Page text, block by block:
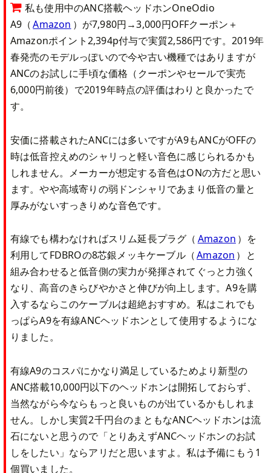
私も使用中のANC搭載ヘッドホンOneOdio
A9（Amazon ）が7,980円→3,000円OFFクーポン＋
Amazonポイント2,394p付与で実質2,586円です。2019年
春発売のモデルっぽいので今や古い機種ではありますが
ANCのお試しに手頃な価格（クーポンやセールで実売
6,000円前後）で2019年時点の評価はわりと良かったで
す。
安価に搭載されたANCには多いですがA9もANCがOFFの
時は低音控えめのシャリっと軽い音色に感じられるかも
しれません。メーカーが想定する音色はONの方だと思い
ます。やや高域寄りの弱ドンシャリであまり低音の量と
厚みがないすっきりめな音色です。
有線でも構わなければスリム延長プラグ（ Amazon ）を
利用してFDBROの8芯銀メッキケーブル（Amazon ）と
組み合わせると低音側の実力が発揮されてぐっと力強く
なり、高音のきらびやかさと伸びが向上します。A9を購
入するならこのケーブルは超絶おすすめ。私はこれでも
っぱらA9を有線ANCヘッドホンとして使用するようにな
りました。
有線A9のコスパにかなり満足しているためより新型の
ANC搭載10,000円以下のヘッドホンは開拓しておらず、
当然ながら今ならもっと良いものが出ているかもしれま
せん。しかし実質2千円台のまともなANCヘッドホンは流
石にないと思うので「とりあえずANCヘッドホンのお試
しをしたい」ならアリだと思いますよ。私は予備にもう1
個買いました。